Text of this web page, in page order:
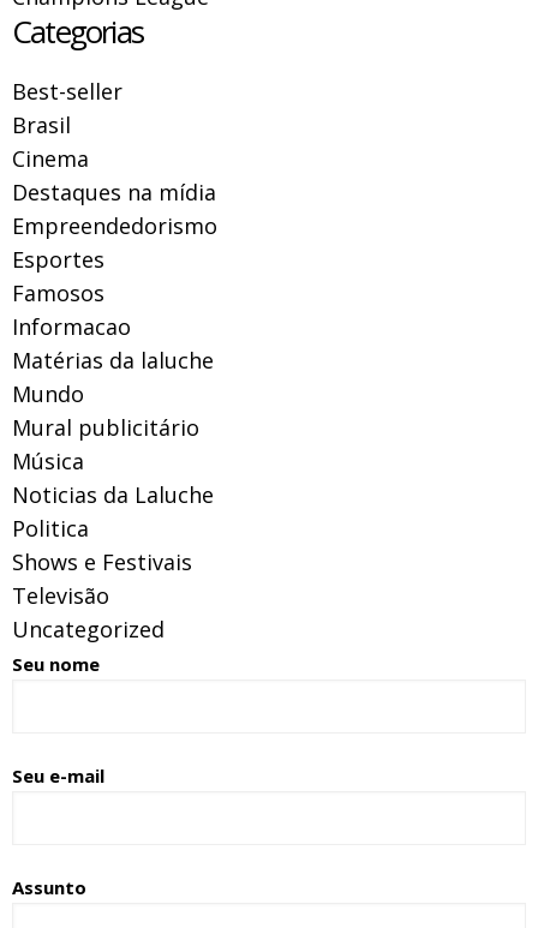
Categorias
Best-seller
Brasil
Cinema
Destaques na mídia
Empreendedorismo
Esportes
Famosos
Informacao
Matérias da laluche
Mundo
Mural publicitário
Música
Noticias da Laluche
Politica
Shows e Festivais
Televisão
Uncategorized
Seu nome
Seu e-mail
Assunto